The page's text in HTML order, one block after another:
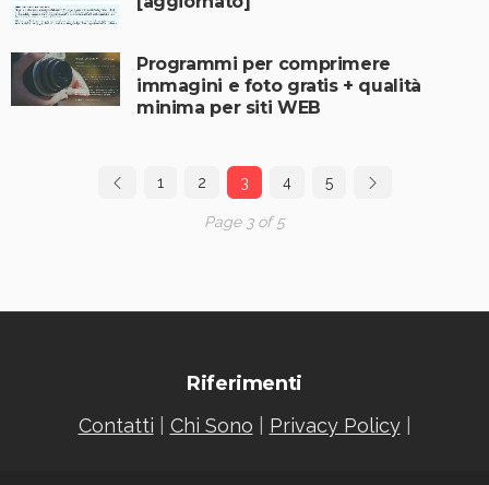
Programmi per comprimere
immagini e foto gratis + qualità
minima per siti WEB
1 2 3 4 5
Page 3 of 5
Riferimenti
Contatti Chi Sono Privacy Policy|